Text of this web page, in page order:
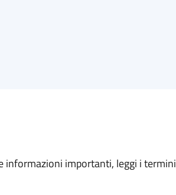
informazioni importanti, leggi i termini